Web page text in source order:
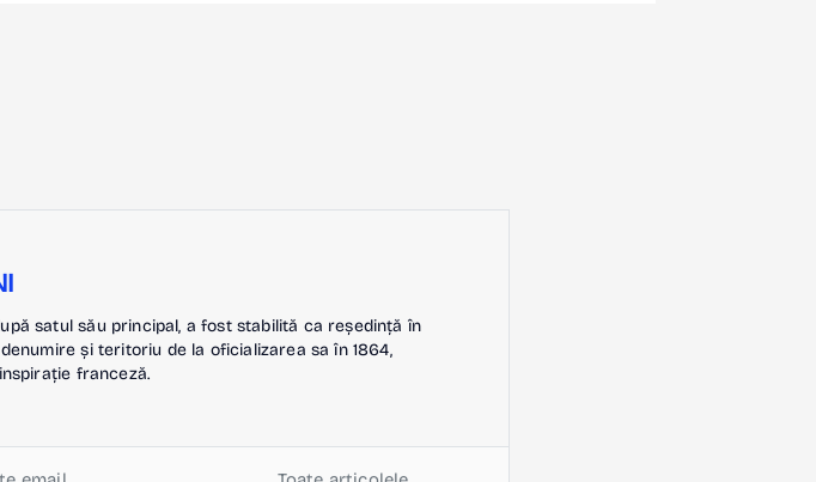
satul său principal, a fost stabilită ca reședință în
și teritoriu de la oficializarea sa în 1864,
franceză.